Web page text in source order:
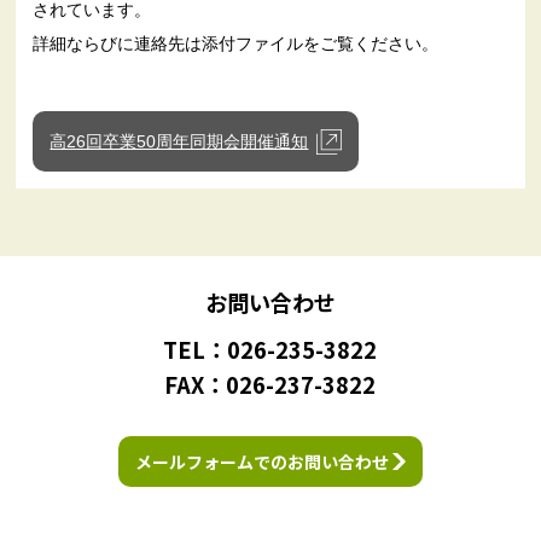
されています。
詳細ならびに連絡先は添付ファイルをご覧ください。
高26回卒業50周年同期会開催通知
お問い合わせ
TEL：026-235-3822
FAX：026-237-3822
メールフォームでのお問い合わせ